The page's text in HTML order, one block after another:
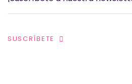
SUSCRÍBETE